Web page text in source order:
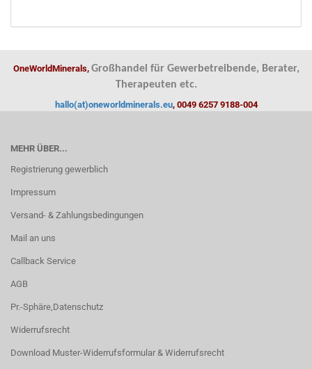
OneWorldMinerals, Großhandel für Gewerbetreibende, Berater,
Therapeuten etc.
hallo(at)oneworldminerals.eu, 0049 6257 9188-004
MEHR ÜBER...
Registrierung gewerblich
Impressum
Versand- & Zahlungsbedingungen
Mail an uns
Callback Service
AGB
Pr.-Sphäre,Datenschutz
Widerrufsrecht
Download Muster-Widerrufsformular & Widerrufsrecht